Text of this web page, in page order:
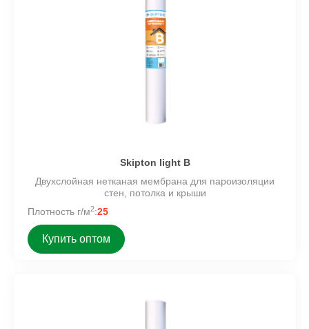
Skipton light B
Двухслойная нетканая мембрана для пароизоляции
стен, потолка и крыши
Плотность г/м2:25
Купить оптом